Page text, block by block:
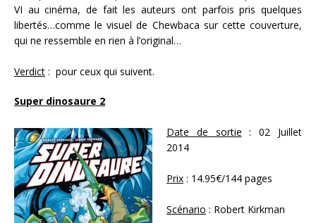
VI au cinéma, de fait les auteurs ont parfois pris quelques
libertés…comme le visuel de Chewbaca sur cette couverture,
qui ne ressemble en rien à l’original…
Verdict : pour ceux qui suivent.
Super dinosaure 2
Date de sortie : 02 Juillet
2014
Prix : 14.95€/144 pages
Scénario : Robert Kirkman